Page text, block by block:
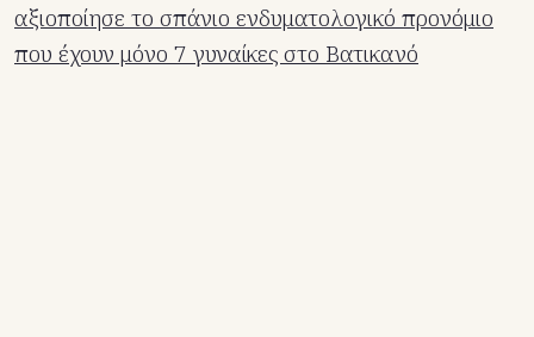
αξιοποίησε το σπάνιο ενδυματολογικό προνόμιο
που έχουν μόνο 7 γυναίκες στο Βατικανό